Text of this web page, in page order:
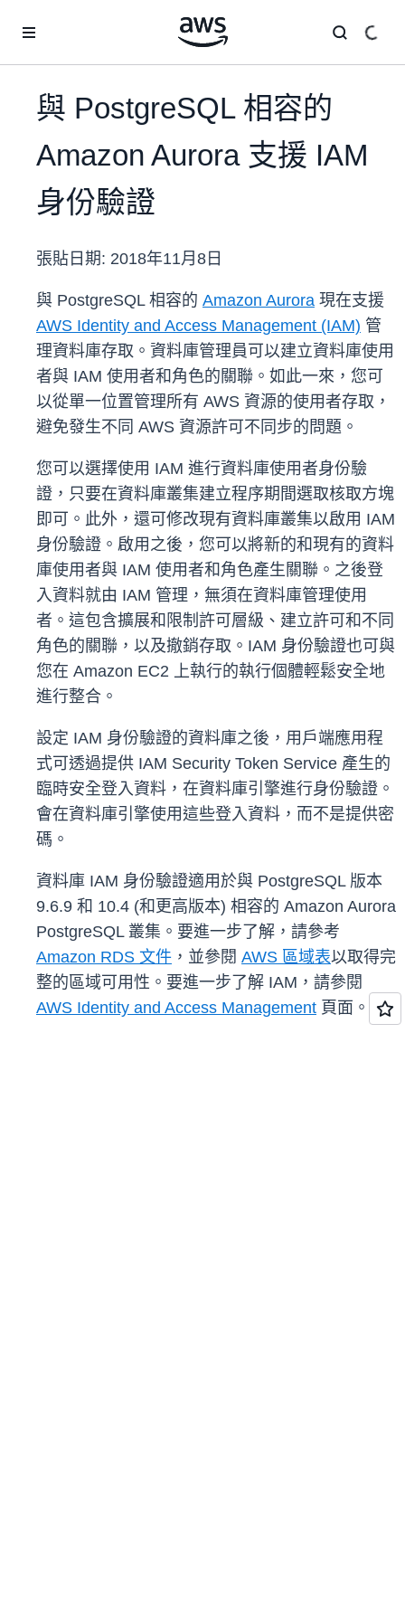
與 PostgreSQL 相容的
Amazon Aurora 支援 IAM
身份驗證
張貼日期: 2018年11月8日
與 PostgreSQL 相容的 Amazon Aurora 現在支援
AWS Identity and Access Management (IAM) 管
理資料庫存取。資料庫管理員可以建立資料庫使用
者與 IAM 使用者和角色的關聯。如此一來，您可
以從單一位置管理所有 AWS 資源的使用者存取，
避免發生不同 AWS 資源許可不同步的問題。
您可以選擇使用 IAM 進行資料庫使用者身份驗
證，只要在資料庫叢集建立程序期間選取核取方塊
即可。此外，還可修改現有資料庫叢集以啟用 IAM
身份驗證。啟用之後，您可以將新的和現有的資料
庫使用者與 IAM 使用者和角色產生關聯。之後登
入資料就由 IAM 管理，無須在資料庫管理使用
者。這包含擴展和限制許可層級、建立許可和不同
角色的關聯，以及撤銷存取。IAM 身份驗證也可與
您在 Amazon EC2 上執行的執行個體輕鬆安全地
進行整合。
設定 IAM 身份驗證的資料庫之後，用戶端應用程
式可透過提供 IAM Security Token Service 產生的
臨時安全登入資料，在資料庫引擎進行身份驗證。
會在資料庫引擎使用這些登入資料，而不是提供密
碼。
資料庫 IAM 身份驗證適用於與 PostgreSQL 版本
9.6.9 和 10.4 (和更高版本) 相容的 Amazon Aurora
PostgreSQL 叢集。要進一步了解，請參考
Amazon RDS 文件 ，並參閱 AWS 區域表以取得完
整的區域可用性。要進一步了解 IAM，請參閱
AWS Identity and Access Management 頁面。